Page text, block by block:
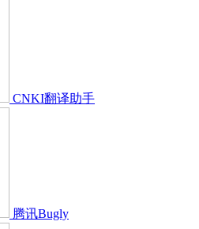
CNKI翻译助手
腾讯Bugly